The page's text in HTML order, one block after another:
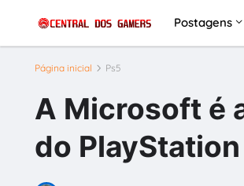
Postagens
Página inicial Ps5
A Microsoft é
do